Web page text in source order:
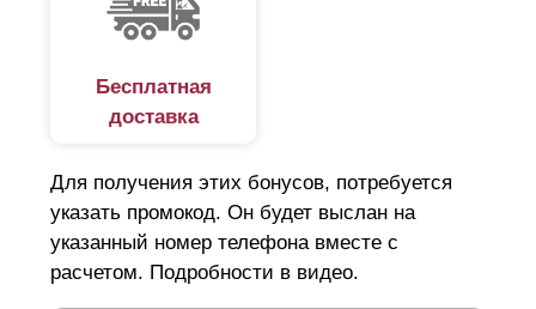
Бесплатная
доставка
Для получения этих бонусов, потребуется
указать промокод. Он будет выслан на
указанный номер телефона вместе с
расчетом. Подробности в видео.